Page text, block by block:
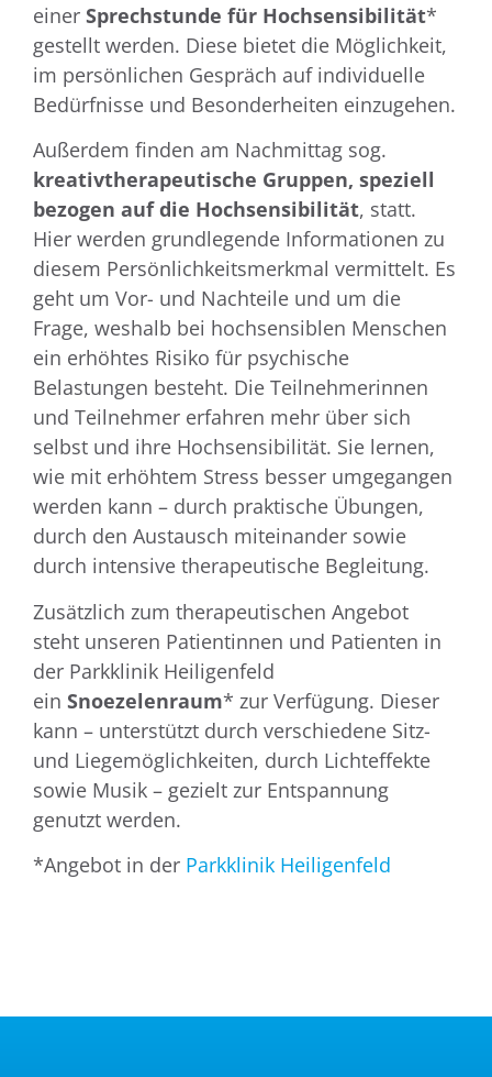
einer Sprechstunde für Hochsensibilität*
gestellt werden. Diese bietet die Möglichkeit,
im persönlichen Gespräch auf individuelle
Bedürfnisse und Besonderheiten einzugehen.
Außerdem finden am Nachmittag sog.
kreativtherapeutische Gruppen, speziell
bezogen auf die Hochsensibilität, statt.
Hier werden grundlegende Informationen zu
diesem Persönlichkeitsmerkmal vermittelt. Es
geht um Vor- und Nachteile und um die
Frage, weshalb bei hochsensiblen Menschen
ein erhöhtes Risiko für psychische
Belastungen besteht. Die Teilnehmerinnen
und Teilnehmer erfahren mehr über sich
selbst und ihre Hochsensibilität. Sie lernen,
wie mit erhöhtem Stress besser umgegangen
werden kann – durch praktische Übungen,
durch den Austausch miteinander sowie
durch intensive therapeutische Begleitung.
Zusätzlich zum therapeutischen Angebot
steht unseren Patientinnen und Patienten in
der Parkklinik Heiligenfeld
ein Snoezelenraum* zur Verfügung. Dieser
kann – unterstützt durch verschiedene Sitz-
und Liegemöglichkeiten, durch Lichteffekte
sowie Musik – gezielt zur Entspannung
genutzt werden.
*Angebot in der Parkklinik Heiligenfeld